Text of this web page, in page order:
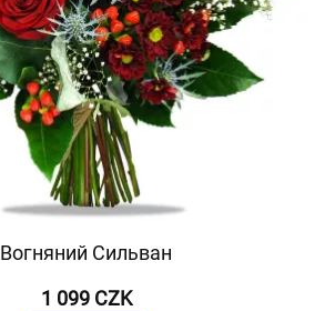
Вогняний Сильван
1 099 CZK